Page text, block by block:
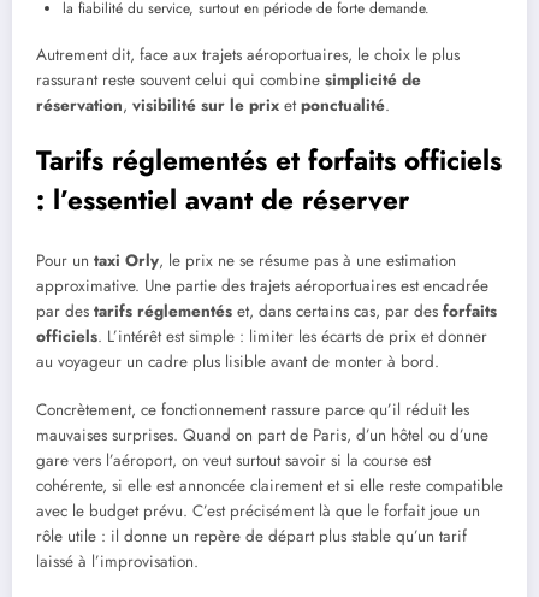
la fiabilité du service, surtout en période de forte demande.
Autrement dit, face aux trajets aéroportuaires, le choix le plus
rassurant reste souvent celui qui combine simplicité de
réservation, visibilité sur le prix etponctualité.
Tarifs réglementés et forfaits officiels
: l’essentiel avant de réserver
Pour un taxi Orly, le prix ne se résume pas à une estimation
approximative. Une partie des trajets aéroportuaires est encadrée
par des tarifs réglementés et, dans certains cas, par des forfaits
officiels. L’intérêt est simple : limiter les écarts de prix et donner
au voyageur un cadre plus lisible avant de monter à bord.
Concrètement, ce fonctionnement rassure parce qu’il réduit les
mauvaises surprises. Quand on part de Paris, d’un hôtel ou d’une
gare vers l’aéroport, on veut surtout savoir si la course est
cohérente, si elle est annoncée clairement et si elle reste compatible
avec le budget prévu. C’est précisément là que le forfait joue un
rôle utile : il donne un repère de départ plus stable qu’un tarif
laissé à l’improvisation.